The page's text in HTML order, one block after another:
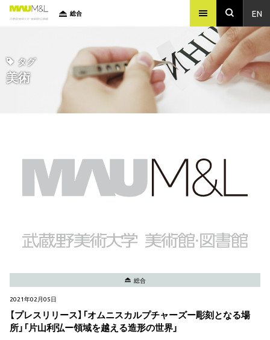
EN
総合
タグ
美術
総合
2021年02月05日
【プレスリリース】「オムニスカルプチャーズー彫刻となる場
所」「⽚⼭利弘ー領域を越える造形の世界」